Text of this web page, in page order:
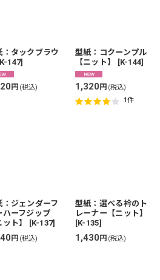
：タックブラウ
147]
円 (税込)
型紙：コクーンプル
【ニット】
[K-144]
1,320円 (税込)
1件
：ジェンダーフ
ハーフジップ
ット】
[K-137]
円 (税込)
型紙：選べる衿のト
レーナー【ニット】
[K-135]
1,430円 (税込)